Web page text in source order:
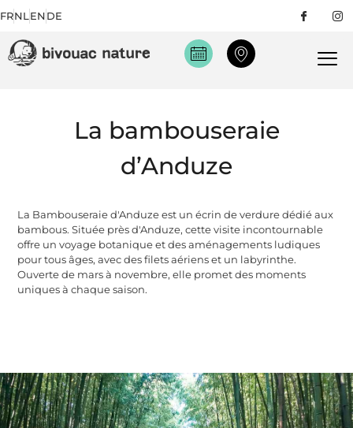
FRNLENDE
La bambouseraie
d’Anduze
La Bambouseraie d'Anduze est un écrin de verdure dédié aux
bambous. Située près d'Anduze, cette visite incontournable
offre un voyage botanique et des aménagements ludiques
pour tous âges, avec des filets aériens et un labyrinthe.
Ouverte de mars à novembre, elle promet des moments
uniques à chaque saison.